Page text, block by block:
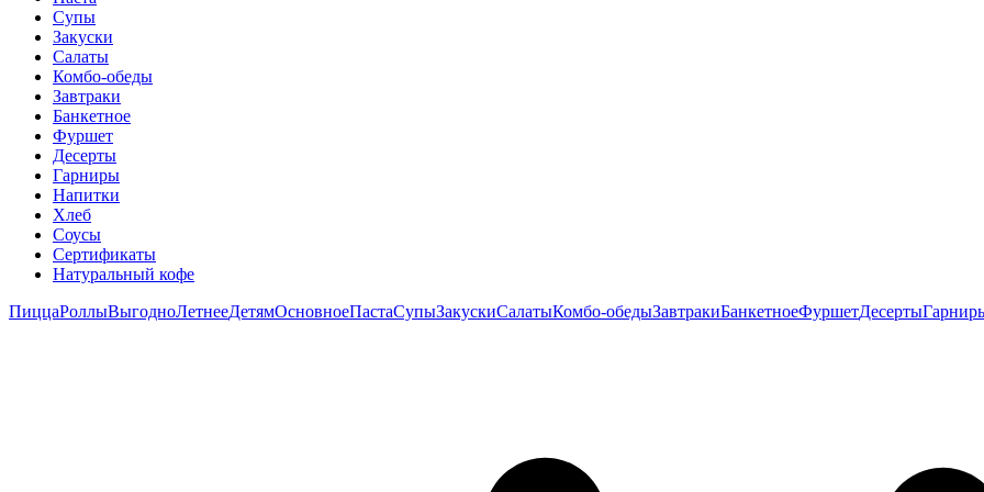
Супы
Закуски
Салаты
Комбо-обеды
Завтраки
Банкетное
Фуршет
Десерты
Гарниры
Напитки
Хлеб
Соусы
Сертификаты
Натуральный кофе
ПиццаРоллыВыгодноЛетнееДетямОсновноеПастаСупыЗакускиСалатыКомбо-обедыЗавтракиБанкетноеФуршетДесерты